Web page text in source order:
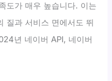
도가 매우 높습니다. 이는
질과 서비스 면에서도 뛰
년 네이버 API, 네이버